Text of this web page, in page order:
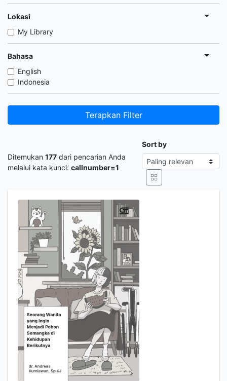
Lokasi
My Library
Bahasa
English
Indonesia
Terapkan Filter
Ditemukan 177 dari pencarian Anda
melalui kata kunci: callnumber=1
Sort by